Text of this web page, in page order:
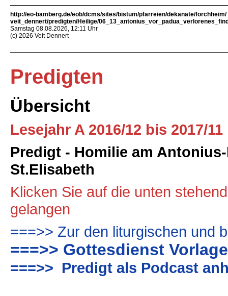
http://eo-bamberg.de/eob/dcms/sites/bistum/pfarreien/dekanate/forchheim/
veit_dennert/predigten/Heilige/
Samstag 08.08.2026, 12:11 Uhr
(c) 2026 Veit Dennert
Predigten
Übersicht
Lesejahr A 2016/12 bis 2017/11
Predigt - Homilie am
St.Elisabeth
Klicken Sie auf die unten
gelangen
===>> Zur den liturgischen und
===>> Gottesdienst
===>> Predigt als Podcast